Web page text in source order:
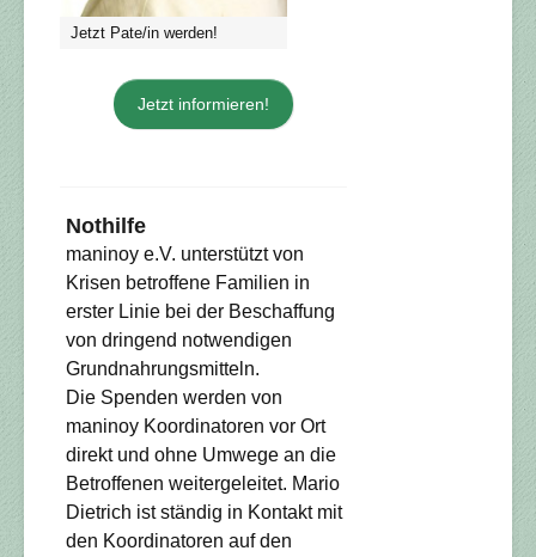
Jetzt Pate/in werden!
Jetzt informieren!
Nothilfe
maninoy e.V. unterstützt von
Krisen betroffene Familien in
erster Linie bei der Beschaffung
von dringend notwendigen
Grundnahrungsmitteln.
Die Spenden werden von
maninoy Koordinatoren vor Ort
direkt und ohne Umwege an die
Betroffenen weitergeleitet. Mario
Dietrich ist ständig in Kontakt mit
den Koordinatoren auf den